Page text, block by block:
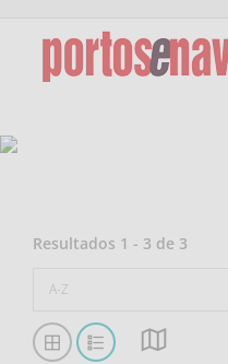
Resultados 1 - 3 de 3